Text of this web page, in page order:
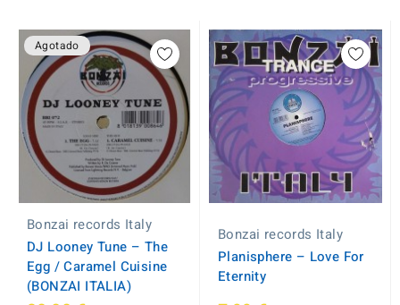
Agotado
Bonzai records Italy
DJ Looney Tune ‎– The
Egg / Caramel Cuisine
(BONZAI ITALIA)
Bonzai records Italy
Planisphere ‎– Love For
Eternity